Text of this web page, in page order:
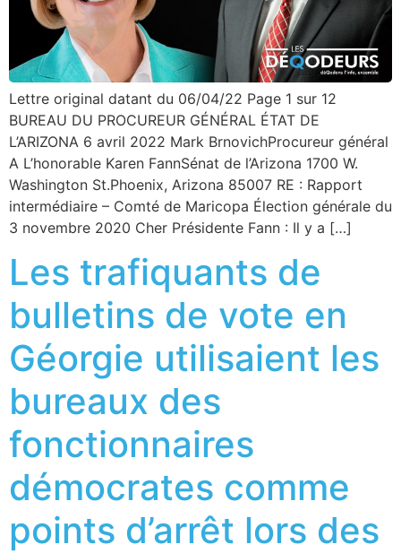
Lettre original datant du 06/04/22 Page 1 sur 12
BUREAU DU PROCUREUR GÉNÉRAL ÉTAT DE
L’ARIZONA 6 avril 2022 Mark BrnovichProcureur général
A L’honorable Karen FannSénat de l’Arizona 1700 W.
Washington St.Phoenix, Arizona 85007 RE : Rapport
intermédiaire – Comté de Maricopa Élection générale du
3 novembre 2020 Cher Présidente Fann : Il y a […]
Les trafiquants de
bulletins de vote en
Géorgie utilisaient les
bureaux des
fonctionnaires
démocrates comme
points d’arrêt lors des